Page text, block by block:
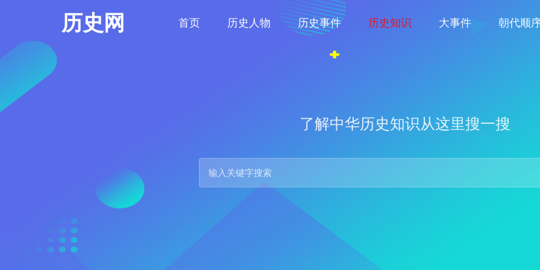
历史网 首页 历史人物 历史事件 历史知识 大事件 朝代顺
了解中华历史知识从这里搜一搜